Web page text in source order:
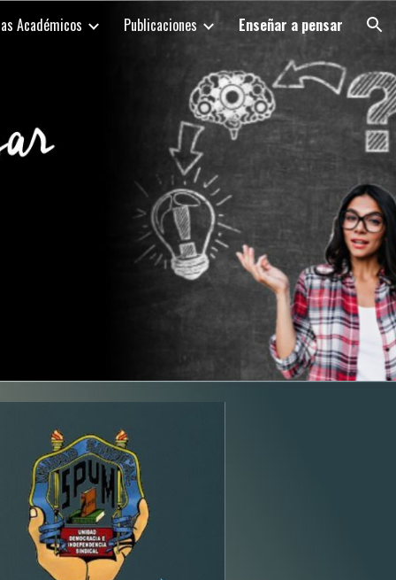
Académicos Publicaciones Enseñar a pensar